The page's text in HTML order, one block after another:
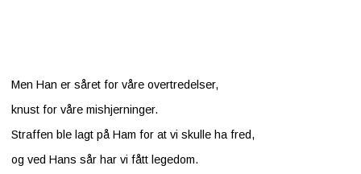
Men Han er såret for våre overtredelser,
knust for våre mishjerninger.
Straffen ble lagt på Ham for at vi skulle ha fred,
og ved Hans sår har vi fått legedom.